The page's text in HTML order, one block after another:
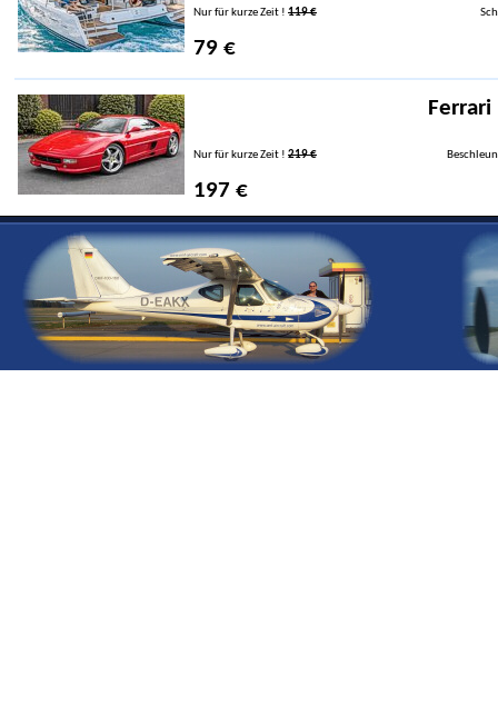
Nur für kurze Zeit ! 119 €
79 €
Ferrari
Nur für kurze Zeit ! 219 €
197 €